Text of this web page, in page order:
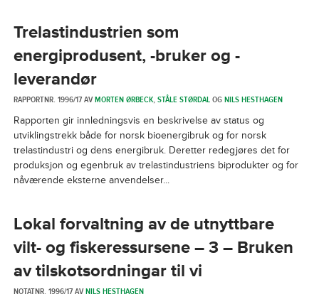
Trelastindustrien som
energiprodusent, -bruker og -
leverandør
RAPPORTNR. 1996/17 AVMORTEN ØRBECK,STÅLE STØRDALOGNILS HESTHAGEN
Rapporten gir innledningsvis en beskrivelse av status og
utviklingstrekk både for norsk bioenergibruk og for norsk
trelastindustri og dens energibruk. Deretter redegjøres det for
produksjon og egenbruk av trelastindustriens biprodukter og for
nåværende eksterne anvendelser...
Lokal forvaltning av de utnyttbare
vilt- og fiskeressursene – 3 – Bruken
av tilskotsordningar til vi
NOTATNR. 1996/17 AVNILS HESTHAGEN